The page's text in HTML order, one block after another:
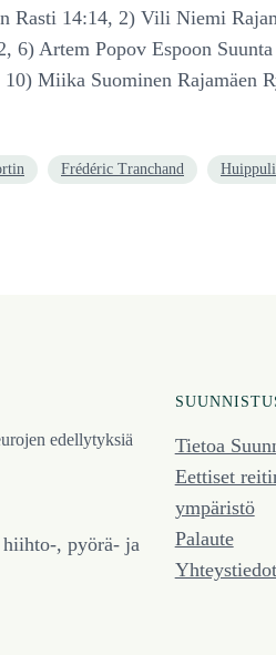
Rasti 14:14, 2) Vili Niemi
6) Artem Popov Espoon
Miika Suominen Rajamäen
Frédéric Tranchand
edellytyksiä
hiihto-, pyörä- ja
Tietoa
Eettiset
ympäristö
Palaute
Yhteystiedot